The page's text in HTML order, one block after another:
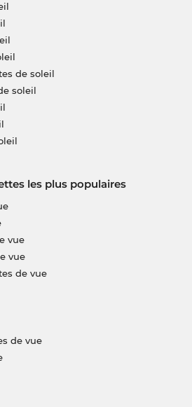
de soleil
soleil
les plus populaires
vue
vue
de vue
de vue